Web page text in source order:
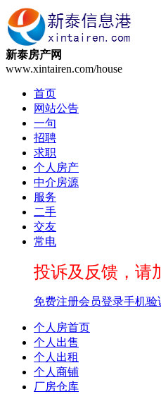
新泰房产网
www.xintairen.com/house
首页
网站公告
一句
招聘
求职
个人房产
中介房源
服务
二手
交友
常电
投诉及反馈，请
免费注册会员登录手机验
个人房首页
个人出售
个人出租
个人商铺
厂房仓库